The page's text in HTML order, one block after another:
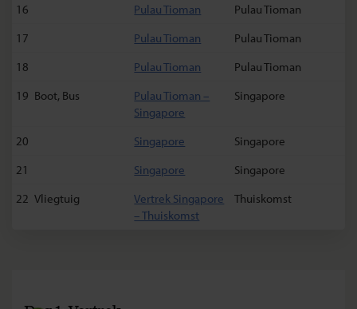
16 Pulau Tioman
Pulau Tioman
17
Pulau Tioman
Pulau Tioman
18
Pulau Tioman
Pulau Tioman
19 Boot, Bus
Pulau Tioman –
Singapore
Singapore
20 Singapore
Singapore
21
Singapore
Singapore
22 Vliegtuig
Vertrek Singapore
– Thuiskomst
Thuiskomst